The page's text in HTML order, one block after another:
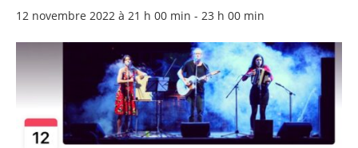
12 novembre 2022 à 21 h 00 min - 23 h 00 min